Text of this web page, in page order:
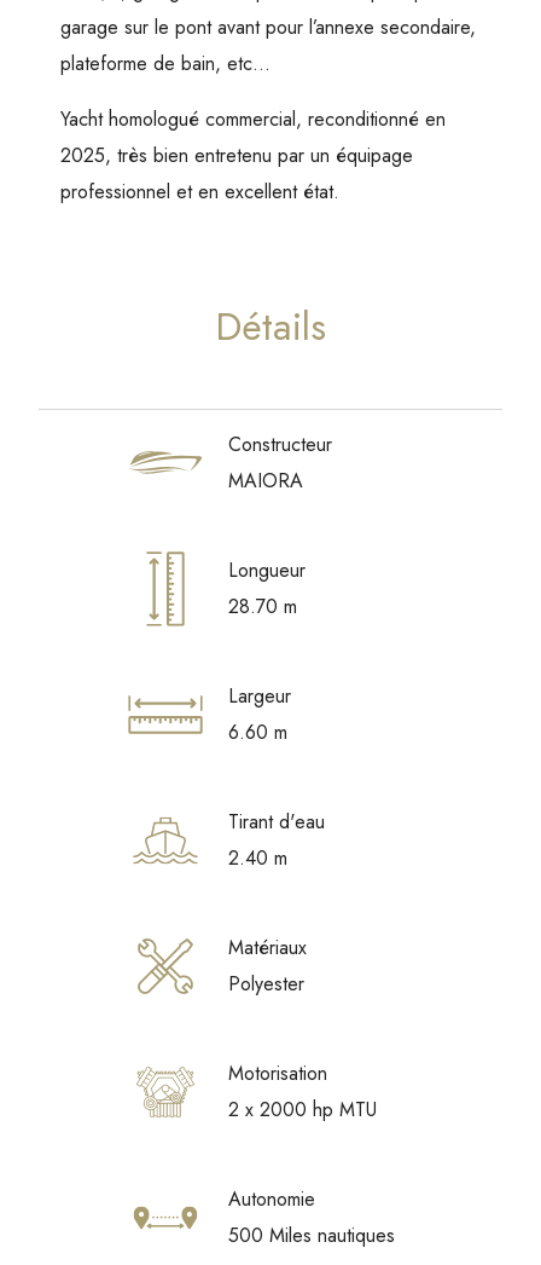
garage sur le pont avant pour l’annexe secondaire,
plateforme de bain, etc…
Yacht homologué commercial, reconditionné en
2025, très bien entretenu par un équipage
professionnel et en excellent état.
Détails
Constructeur
MAIORA
Longueur
28.70 m
Largeur
6.60 m
Tirant d'eau
2.40 m
Matériaux
Polyester
Motorisation
2 x 2000 hp MTU
Autonomie
500 Miles nautiques